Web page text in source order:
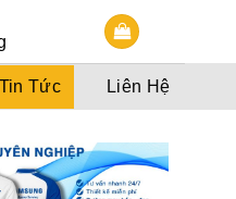
Tin Tức Liên Hệ